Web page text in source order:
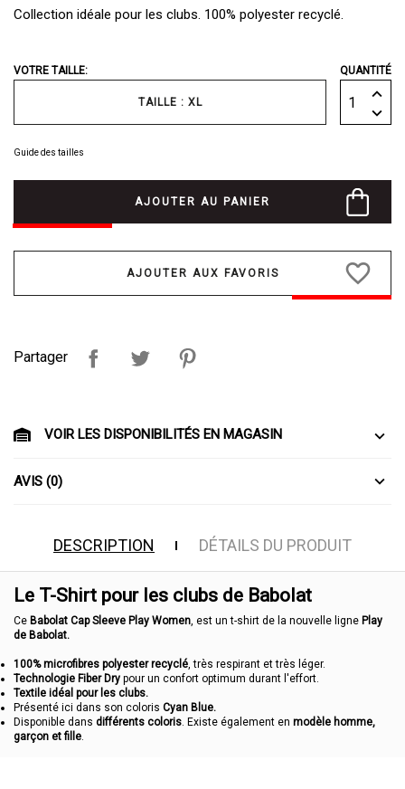
Collection idéale pour les clubs. 100% polyester recyclé.
VOTRE TAILLE:
TAILLE : XL
QUANTITÉ
Guide des tailles
AJOUTER AU PANIER
favorite_border
Partager
VOIR LES DISPONIBILITÉS EN MAGASIN
AVIS (0)
DESCRIPTION DÉTAILS DU PRODUIT
Le T-Shirt pour les clubs de Babolat
Ce Babolat Cap Sleeve Play Women, est un t-shirt de la nouvelle ligne Play
de Babolat.
100% microfibres polyester recyclé, très respirant et très léger.
Technologie Fiber Dry pour un confort optimum durant l'effort.
Textile idéal pour les clubs.
Présenté ici dans son coloris Cyan Blue.
Disponible dans différents coloris. Existe également en modèle homme,
garçon et fille.